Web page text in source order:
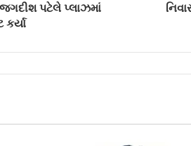
પટેલે પ્લાઝમાં
કર્યા